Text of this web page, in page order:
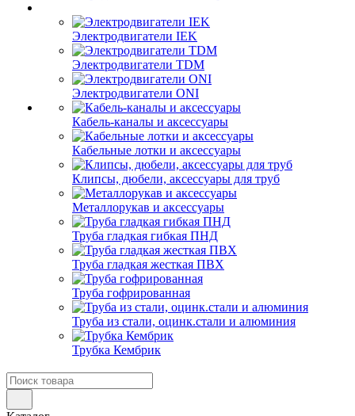
Электродвигатели IEK
Электродвигатели TDM
Электродвигатели ONI
Кабель-каналы и аксессуары
Кабельные лотки и аксессуары
Клипсы, дюбели, аксессуары для труб
Металлорукав и аксессуары
Труба гладкая гибкая ПНД
Труба гладкая жесткая ПВХ
Труба гофрированная
Труба из стали, оцинк.стали и алюминия
Трубка Кембрик